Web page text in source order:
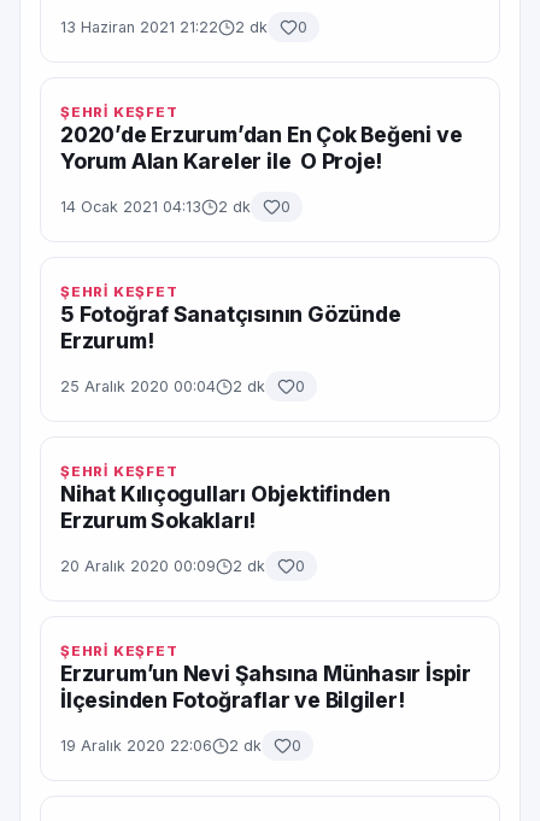
13 Haziran 2021 21:22 2 dk 0
ŞEHRİ KEŞFET
2020’de Erzurum’dan En Çok Beğeni ve
Yorum Alan Kareler ile O Proje!
14 Ocak 2021 04:13 2 dk 0
ŞEHRİ KEŞFET
5 Fotoğraf Sanatçısının Gözünde
Erzurum!
25 Aralık 2020 00:04 2 dk 0
ŞEHRİ KEŞFET
Nihat Kılıçogulları Objektifinden
Erzurum Sokakları!
20 Aralık 2020 00:09 2 dk 0
ŞEHRİ KEŞFET
Erzurum’un Nevi Şahsına Münhasır İspir
İlçesinden Fotoğraflar ve Bilgiler!
19 Aralık 2020 22:06 2 dk 0